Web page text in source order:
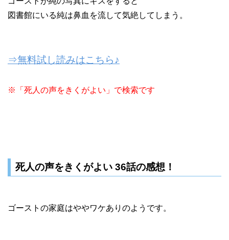
図書館にいる純は鼻血を流して気絶してしまう。
⇒無料試し読みはこちら♪
※「死人の声をきくがよい」で検索です
死人の声をきくがよい 36話の感想！
ゴーストの家庭はややワケありのようです。